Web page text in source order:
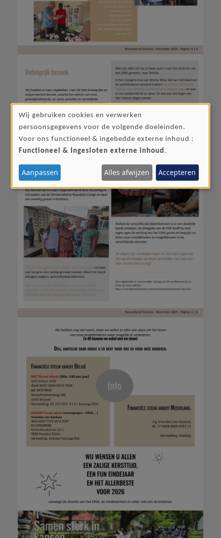
GEBRUIK
VAN
PERSOONSGEGEVENS
EN
COOKIES
Wij gebruiken cookies en verwerken
persoonsgegevens voor de volgende doeleinden.
Voor ons functioneel & ingebedde externe inhoud :
Functioneel & Ingesloten externe inhoud.
Aanpassen Alles afwijzen Accepteren